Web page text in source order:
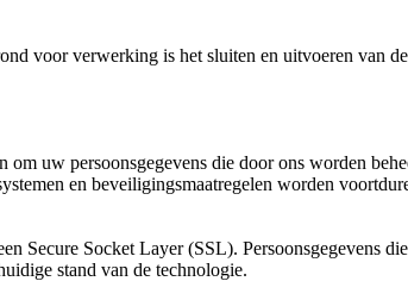
voor verwerking is het sluiten en uitvoeren van
uw persoonsgegevens die door ons worden
en beveiligingsmaatregelen worden
Secure Socket Layer (SSL). Persoonsgegevens
stand van de technologie.